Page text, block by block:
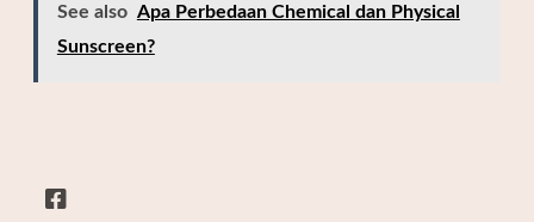
See also Apa Perbedaan Chemical dan Physical
Sunscreen?